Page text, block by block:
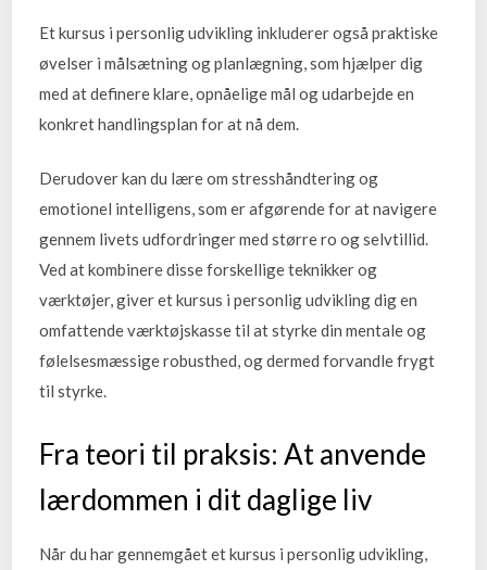
Et kursus i personlig udvikling inkluderer også praktiske
øvelser i målsætning og planlægning, som hjælper dig
med at definere klare, opnåelige mål og udarbejde en
konkret handlingsplan for at nå dem.
Derudover kan du lære om stresshåndtering og
emotionel intelligens, som er afgørende for at navigere
gennem livets udfordringer med større ro og selvtillid.
Ved at kombinere disse forskellige teknikker og
værktøjer, giver et kursus i personlig udvikling dig en
omfattende værktøjskasse til at styrke din mentale og
følelsesmæssige robusthed, og dermed forvandle frygt
til styrke.
Fra teori til praksis: At anvende
lærdommen i dit daglige liv
Når du har gennemgået et kursus i personlig udvikling,